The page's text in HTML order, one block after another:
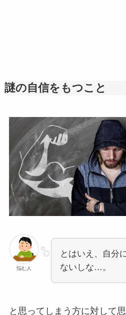
謎の自信をもつこと
悩む人
とはいえ、自分
ないしな…。
と思ってしまう方に対して